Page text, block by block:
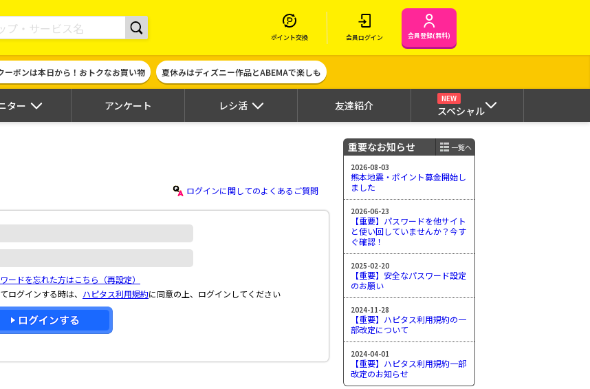
フト券に交換できるポイントサイト | ハピタス
ポイント交換 会員ログイン 会員登録(無料)
ーポンは本日から！おトクなお買い物 夏休みはディズニー作品とABEMAで楽しも
ター アンケート レシ活 友達紹介
NEW
スペシャル
ログインに関してのよくあるご質問
ードを忘れた方はこちら（再設定）
ログインする時は、 ハピタス利用規約に同意の上、ログインしてください
重要なお知らせ
一覧へ
2026-08-03
熊本地震・ポイント募金開始し
ました
2026-06-23
【重要】パスワードを他サイト
と使い回していませんか？今す
ぐ確認！
2025-02-20
【重要】安全なパスワード設定
のお願い
2024-11-28
【重要】ハピタス利用規約の一
部改定について
2024-04-01
【重要】ハピタス利用規約一部
改定のお知らせ